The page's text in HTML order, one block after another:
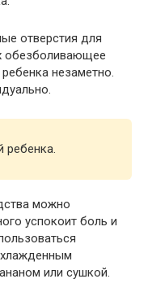
отверстия для
обезболивающее
незаметно.
ребенка.
можно
успокоит боль и
или сушкой.